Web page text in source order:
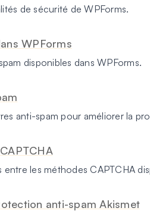
de sécurité de WPForms.
WPForms
disponibles dans WPForms.
anti-spam pour améliorer la
les méthodes CAPTCHA
anti-spam Akismet